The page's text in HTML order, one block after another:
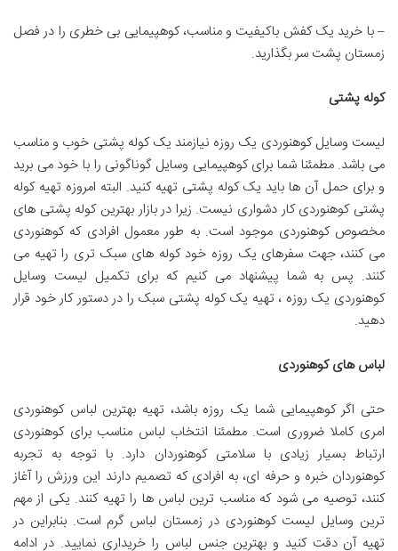
– با خرید یک کفش باکیفیت و مناسب، کوهپیمایی بی خطری را در فصل
زمستان پشت سر بگذارید.
کوله پشتی
لیست وسایل کوهنوردی یک روزه نیازمند یک کوله پشتی خوب و مناسب
می باشد. مطمئنا شما برای کوهپیمایی وسایل گوناگونی را با خود می برید
و برای حمل آن ها باید یک کوله پشتی تهیه کنید. البته امروزه تهیه کوله
پشتی کوهنوردی کار دشواری نیست. زیرا در بازار بهترین کوله پشتی های
مخصوص کوهنوردی موجود است. به طور معمول افرادی که کوهنوردی
می کنند، جهت سفرهای یک روزه خود کوله های سبک تری را تهیه می
کنند. پس به شما پیشنهاد می کنیم که برای تکمیل لیست وسایل
کوهنوردی یک روزه ، تهیه یک کوله پشتی سبک را در دستور کار خود قرار
دهید.
لباس های کوهنوردی
حتی اگر کوهپیمایی شما یک روزه باشد، تهیه بهترین لباس کوهنوردی
امری کاملا ضروری است. مطمئنا انتخاب لباس مناسب برای کوهنوردی
ارتباط بسیار زیادی با سلامتی کوهنوردان دارد. با توجه به تجربه
کوهنوردان خبره و حرفه ای، به افرادی که تصمیم دارند این ورزش را آغاز
کنند، توصیه می شود که مناسب ترین لباس ها را تهیه کنند. یکی از مهم
ترین وسایل لیست کوهنوردی در زمستان لباس گرم است. بنابراین در
تهیه آن دقت کنید و بهترین جنس لباس را خریداری نمایید. در ادامه